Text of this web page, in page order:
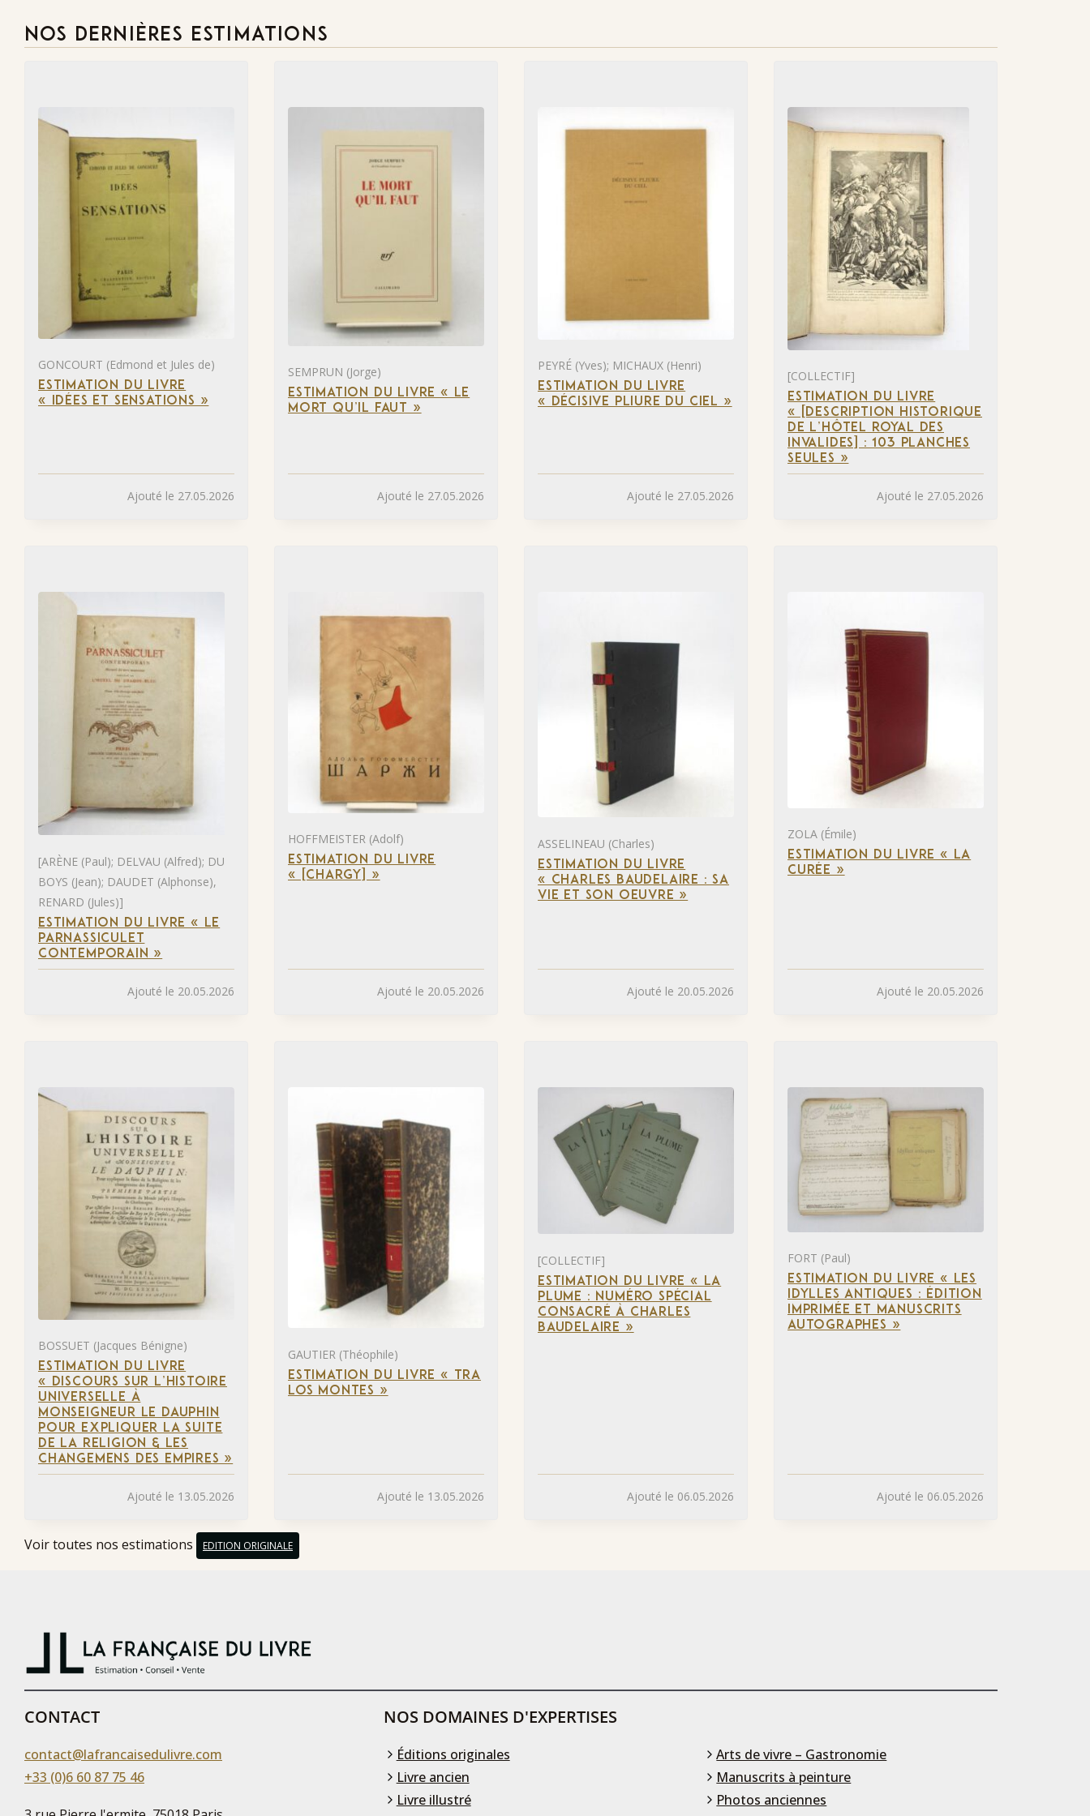
NOS DERNIÈRES ESTIMATIONS
GONCOURT (Edmond et Jules de)
ESTIMATION DU LIVRE
« IDÉES ET SENSATIONS »
Ajouté le 27.05.2026
SEMPRUN (Jorge)
ESTIMATION DU LIVRE « LE
MORT QU’IL FAUT »
Ajouté le 27.05.2026
PEYRÉ (Yves); MICHAUX (Henri)
ESTIMATION DU LIVRE
« DÉCISIVE PLIURE DU CIEL »
Ajouté le 27.05.2026
[COLLECTIF]
ESTIMATION DU LIVRE
« [DESCRIPTION HISTORIQUE
DE L’HÔTEL ROYAL DES
INVALIDES] : 103 PLANCHES
SEULES »
Ajouté le 27.05.2026
[ARÈNE (Paul); DELVAU (Alfred); DU
BOYS (Jean); DAUDET (Alphonse),
RENARD (Jules)]
ESTIMATION DU LIVRE « LE
PARNASSICULET
CONTEMPORAIN »
Ajouté le 20.05.2026
HOFFMEISTER (Adolf)
ESTIMATION DU LIVRE
« [CHARGY] »
Ajouté le 20.05.2026
ASSELINEAU (Charles)
ESTIMATION DU LIVRE
« CHARLES BAUDELAIRE : SA
VIE ET SON OEUVRE »
Ajouté le 20.05.2026
ZOLA (Émile)
ESTIMATION DU LIVRE « LA
CURÉE »
Ajouté le 20.05.2026
BOSSUET (Jacques Bénigne)
ESTIMATION DU LIVRE
« DISCOURS SUR L’HISTOIRE
UNIVERSELLE À
MONSEIGNEUR LE DAUPHIN
POUR EXPLIQUER LA SUITE
DE LA RELIGION & LES
CHANGEMENS DES EMPIRES »
Ajouté le 13.05.2026
GAUTIER (Théophile)
ESTIMATION DU LIVRE « TRA
LOS MONTES »
Ajouté le 13.05.2026
[COLLECTIF]
ESTIMATION DU LIVRE « LA
PLUME : NUMÉRO SPÉCIAL
CONSACRÉ À CHARLES
BAUDELAIRE »
Ajouté le 06.05.2026
FORT (Paul)
ESTIMATION DU LIVRE « LES
IDYLLES ANTIQUES : ÉDITION
IMPRIMÉE ET MANUSCRITS
AUTOGRAPHES »
Ajouté le 06.05.2026
Voir toutes nos estimations EDITION ORIGINALE
CONTACT
contact@lafrancaisedulivre.com
+33 (0)6 60 87 75 46
NOS DOMAINES D'EXPERTISES
Éditions originales
Livre ancien
Livre illustré
Arts de vivre – Gastronomie
Manuscrits à peinture
Photos anciennes